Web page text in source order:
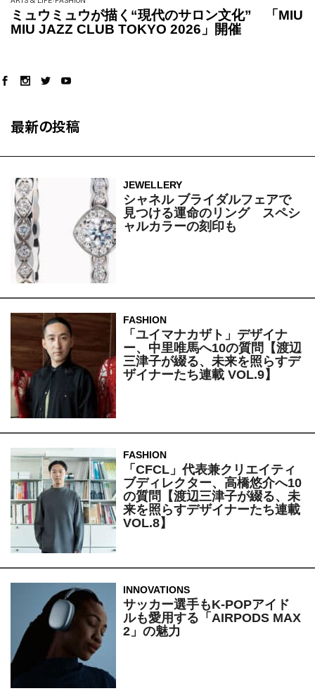
ミュウミュウが描く“現代のサロン文化” 「MIU
MIU JAZZ CLUB TOKYO 2026」開催
最新の投稿
JEWELLERY
シャネル ブライダルフェアで
見つける運命のリング スペシ
ャルカラーの刻印も
FASHION
「ユイマナカザト」デザイナ
ー、中里唯馬へ10の質問【渡辺
三津子が綴る、未来を照らすデ
ザイナーたち連載 VOL.9】
FASHION
「CFCL」代表兼クリエイティ
ブディレクター、高橋悠介へ10
の質問【渡辺三津子が綴る、未
来を照らすデザイナーたち連載
VOL.8】
INNOVATIONS
サッカー選手もK-POPアイド
ルも愛用する「AIRPODS MAX
2」の魅力